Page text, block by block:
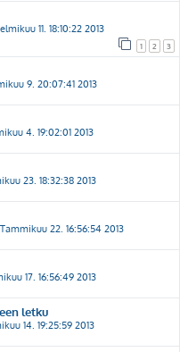
11. 18:10:22 2013
1 2 3
9. 20:07:41 2013
4. 19:02:01 2013
23. 18:32:38 2013
22. 16:56:54 2013
17. 16:56:49 2013
letku
14. 19:25:59 2013